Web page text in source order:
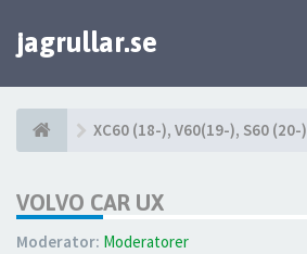
jagrullar.se
XC60 (18-), V60(19-), S60 (20-)
VOLVO CAR UX
Moderator: Moderatorer